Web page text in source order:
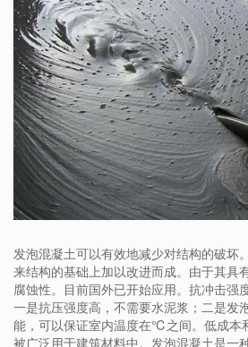
发泡混凝土可以有效地减少对结构的破坏
来结构的基础上加以改进而成。由于其具
腐蚀性。目前国外已开始应用。抗冲击强
一是抗压强度高，不需要水泥浆；二是发
能，可以保证室内温度在℃之间。低成本
被广泛用于建筑材料中。发泡混凝土是一